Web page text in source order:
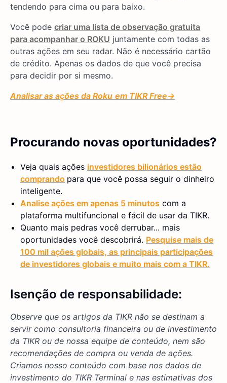
tendendo para cima ou para baixo.
Você pode criar uma lista de observação gratuita
para acompanhar o ROKU juntamente com todas as
outras ações em seu radar. Não é necessário cartão
de crédito. Apenas os dados de que você precisa
para decidir por si mesmo.
Analisar as ações da Roku em TIKRFree→
Procurando novas oportunidades?
Veja quais ações investidores bilionários estão
comprando para que você possa seguir o dinheiro
inteligente.
Analise ações em apenas 5 minutos com a
plataforma multifuncional e fácil de usar da TIKR.
Quanto mais pedras você derrubar... mais
oportunidades você descobrirá. Pesquise mais de
100 mil ações globais, as principais participações
de investidores globais e muito mais com a TIKR.
Isenção de responsabilidade:
Observe que os artigos da TIKR não se destinam a
servir como consultoria financeira ou de investimento
da TIKR ou de nossa equipe de conteúdo, nem são
recomendações de compra ou venda de ações.
Criamos nosso conteúdo com base nos dados de
investimento do TIKR Terminal e nas estimativas dos